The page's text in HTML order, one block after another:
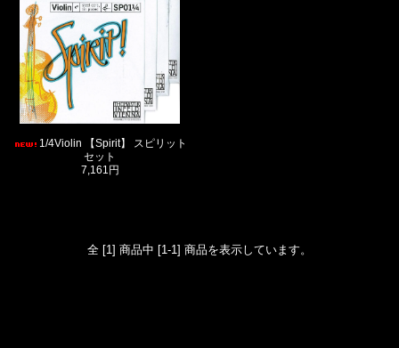
1/4Violin 【Spirit】 スピリット
セット
7,161円
全 [1] 商品中 [1-1] 商品を表示しています。